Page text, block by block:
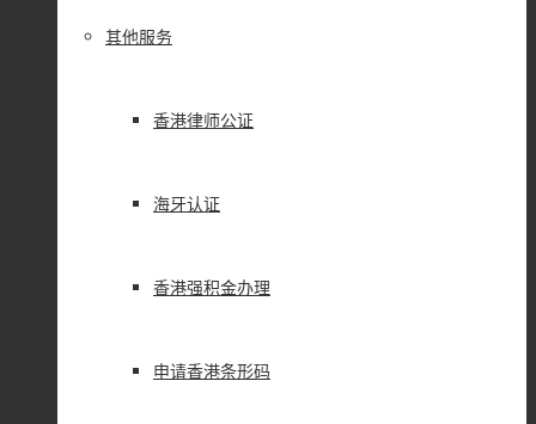
其他服务
香港律师公证
海牙认证
香港强积金办理
申请香港条形码